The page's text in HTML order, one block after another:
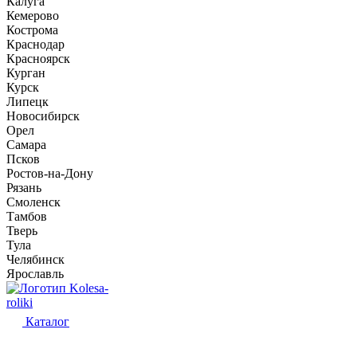
Кемерово
Кострома
Краснодар
Красноярск
Курган
Курск
Липецк
Новосибирск
Орел
Самара
Псков
Ростов-на-Дону
Рязань
Смоленск
Тамбов
Тверь
Тула
Челябинск
Ярославль
Kolesa-
roliki
Каталог